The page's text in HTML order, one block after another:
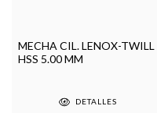
MECHA CIL. LENOX-TWILL
HSS 5.00 MM
DETALLES